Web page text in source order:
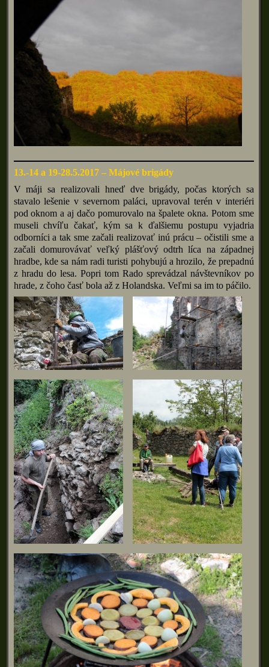
13.-14 a 19-28.5.2017 – Májové brigády
V máji sa realizovali hneď dve brigády, počas ktorých sa
stavalo lešenie v severnom paláci, upravoval terén v interiéri
pod oknom a aj dačo pomurovalo na špalete okna. Potom sme
museli chvíľu čakať, kým sa k ďalšiemu postupu vyjadria
odborníci a tak sme začali realizovať inú prácu – očistili sme a
začali domurovávať veľký plášťový odtrh líca na západnej
hradbe, kde sa nám radi turisti pohybujú a hrozilo, že prepadnú
z hradu do lesa. Popri tom Rado sprevádzal návštevníkov po
hrade, z čoho časť bola až z Holandska. Veľmi sa im to páčilo.